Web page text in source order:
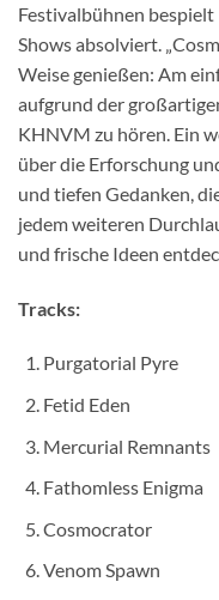
Festivalbühnen bespielt
Shows absolviert.
Weise genießen: Am
aufgrund der
KHNVM zu hören. Ein
über die Erforschung
und tiefen Gedanken,
jedem weiteren
und frische Ideen
Tracks:
Purgatorial Pyre
Fetid Eden
Mercurial Remnants
Fathomless Enigma
Cosmocrator
Venom Spawn